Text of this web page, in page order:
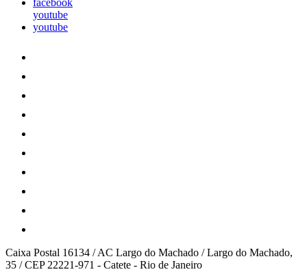
youtube
youtube
Caixa Postal 16134 / AC Largo do Machado / Largo do Machado,
35 / CEP 22221-971 - Catete - Rio de Janeiro